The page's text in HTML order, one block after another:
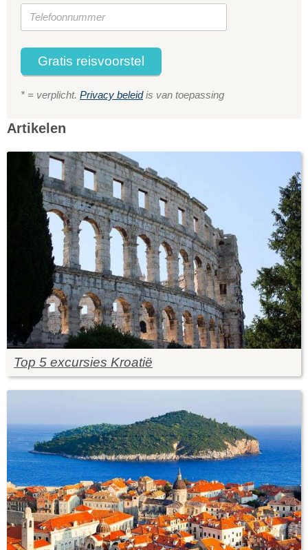
Gratis reisvoorstel
* = verplicht. Privacy beleidis van toepassing
Artikelen
Top 5 excursies Kroatië